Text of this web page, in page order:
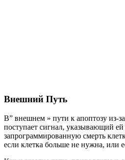
Внешний Путь
В” внешнем » пути к апоптозу из-
поступает сигнал, указывающий
запрограммированную смерть
если клетка больше не нужна, или